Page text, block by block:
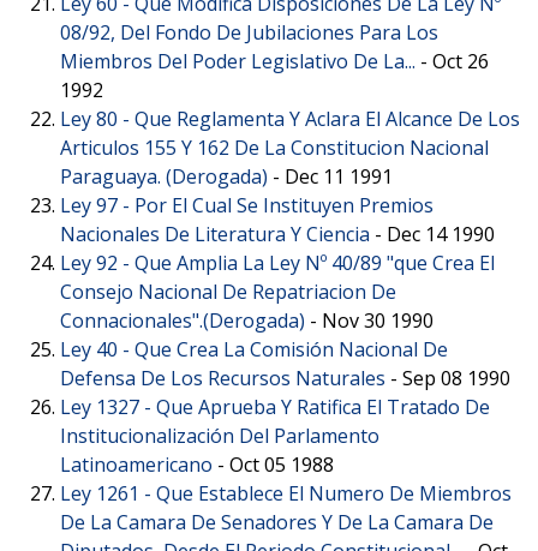
08/92, Del Fondo De Jubilaciones Para Los
Miembros Del Poder Legislativo De La... - Oct 26
1992
Ley 80 - Que Reglamenta Y Aclara El Alcance De Los
Articulos 155 Y 162 De La Constitucion Nacional
Paraguaya. (Derogada) - Dec 11 1991
Ley 97 - Por El Cual Se Instituyen Premios
Nacionales De Literatura Y Ciencia - Dec 14 1990
Ley 92 - Que Amplia La Ley Nº 40/89 "que Crea El
Consejo Nacional De Repatriacion De
Connacionales".(Derogada) - Nov 30 1990
Ley 40 - Que Crea La Comisión Nacional De
Defensa De Los Recursos Naturales - Sep 08 1990
Ley 1327 - Que Aprueba Y Ratifica El Tratado De
Institucionalización Del Parlamento
Latinoamericano - Oct 05 1988
Ley 1261 - Que Establece El Numero De Miembros
De La Camara De Senadores Y De La Camara De